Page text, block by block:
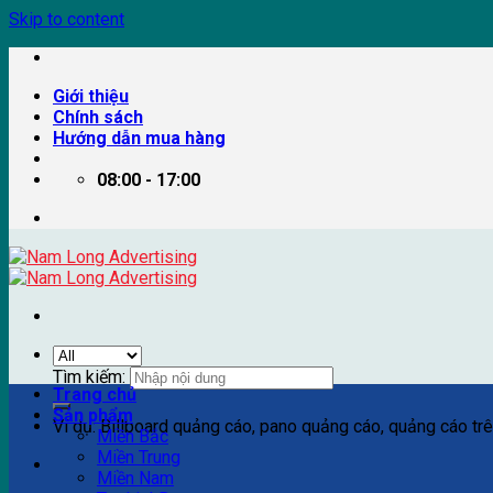
Skip to content
Giới thiệu
Chính sách
Hướng dẫn mua hàng
08:00 - 17:00
Tìm kiếm:
Ví dụ: Billboard quảng cáo, pano quảng cáo, quảng cáo
Trang chủ
Sản phẩm
Miền Bắc
Miền Trung
Miền Nam